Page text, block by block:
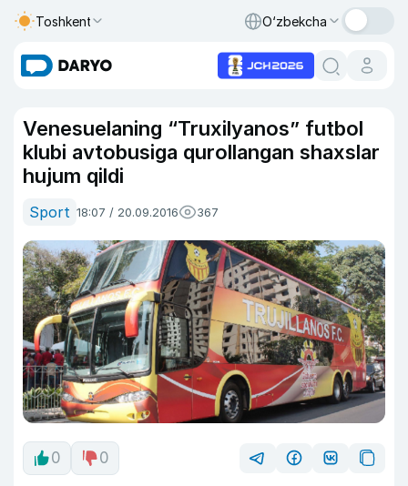
Toshkent O‘zbekcha
Venesuelaning “Truxilyanos” futbol
klubi avtobusiga qurollangan shaxslar
hujum qildi
Sport 18:07 / 20.09.2016 367
0 0